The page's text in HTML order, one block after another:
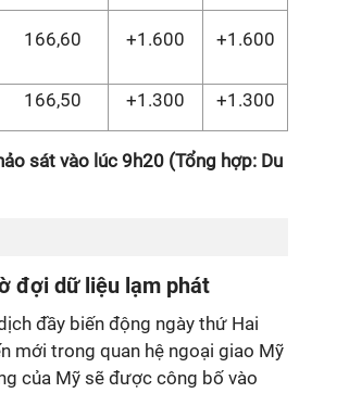
166,60 +1.600 +1.600
166,50 +1.300 +1.300
sát vào lúc 9h20 (Tổng hợp: Du
đợi dữ liệu lạm phát
đầy biến động ngày thứ Hai
mới trong quan hệ ngoại giao Mỹ
của Mỹ sẽ được công bố vào